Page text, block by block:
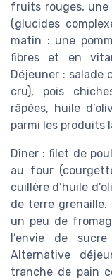
fruits rouges, une
(glucides
matin : une
fibres et en
Déjeuner : salade
cru), pois
râpées, huile
parmi les produits
Dîner : filet de
au four
cuillère d’huile
de terre
un peu de
l’envie de
Alternative
tranche de pain